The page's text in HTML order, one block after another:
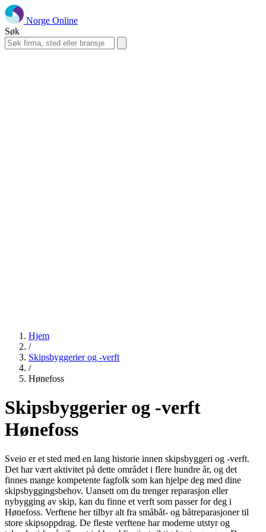
Norge Online
Søk
Hjem
/
Skipsbyggerier og -verft
/
Hønefoss
Skipsbyggerier og -verft
Hønefoss
Sveio er et sted med en lang historie innen skipsbyggeri og -verft.
Det har vært aktivitet på dette området i flere hundre år, og det
finnes mange kompetente fagfolk som kan hjelpe deg med dine
skipsbyggingsbehov. Uansett om du trenger reparasjon eller
nybygging av skip, kan du finne et verft som passer for deg i
Hønefoss. Verftene her tilbyr alt fra småbåt- og båtreparasjoner til
store skipsoppdrag. De fleste verftene har moderne utstyr og